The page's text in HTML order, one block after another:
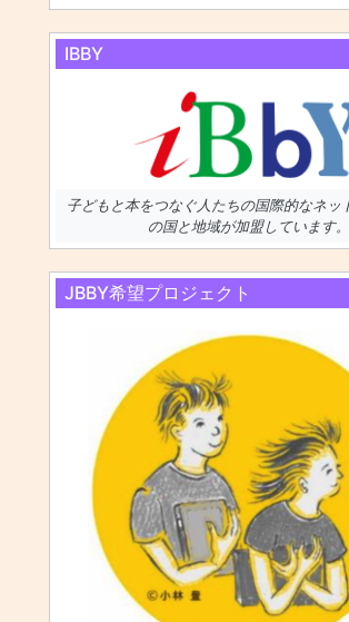
IBBY
子どもと本をつなぐ人たちの国際的なネッ
の国と地域が加盟しています。
JBBY希望プロジェクト